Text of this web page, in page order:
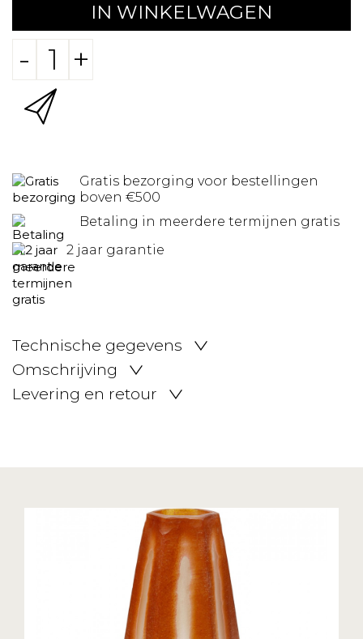
IN WINKELWAGEN
- +
Gratis bezorging voor bestellingen
boven €500
Betaling in meerdere termijnen gratis
2 jaar garantie
Technische gegevens
Omschrijving
Levering en retour